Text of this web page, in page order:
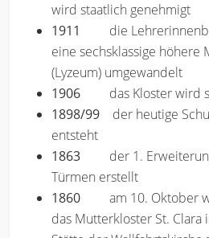
wird staatlich genehmigt
1911 die
eine sechsklassige höhere
(Lyzeum) umgewandelt
1906 das Kloster wird
1898/99 der heutige
entsteht
1863 der 1.
Türmen erstellt
1860
am 10. Oktober
das Mutterkloster St. Clara